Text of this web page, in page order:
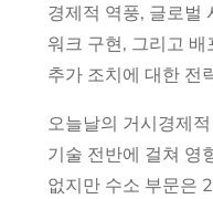
경제적 역풍, 글로벌
워크 구현, 그리고
추가 조치에 대한 전
오늘날의 거시경제
기술 전반에 걸쳐 영
없지만 수소 부문은